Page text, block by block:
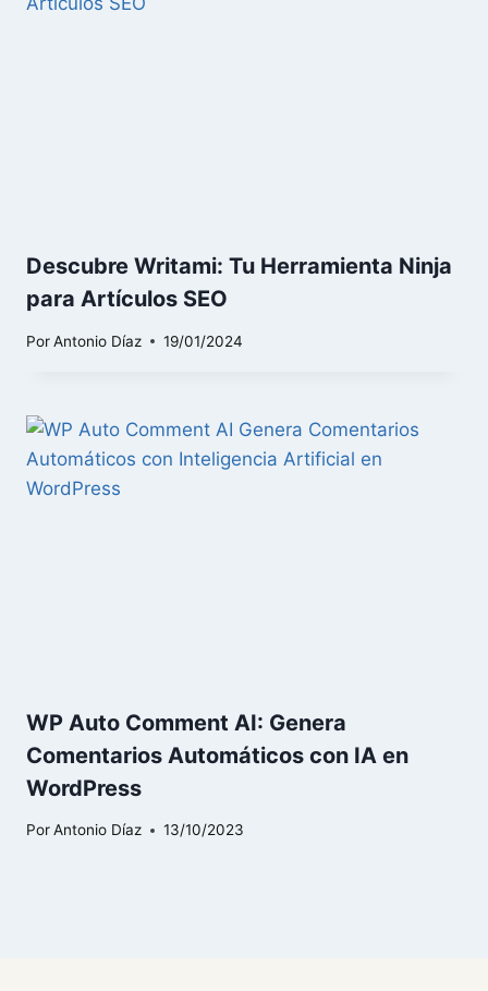
Descubre Writami: Tu Herramienta Ninja
para Artículos SEO
PorAntonio Díaz 19/01/2024
WP Auto Comment AI: Genera
Comentarios Automáticos con IA en
WordPress
PorAntonio Díaz 13/10/2023